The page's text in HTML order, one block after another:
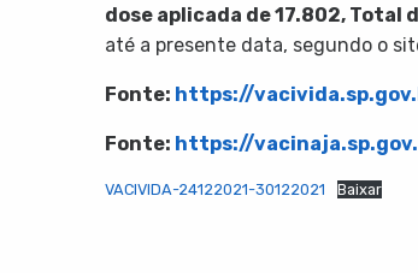
dose aplicada de17.802, Total
até a presente data, segundo o
Fonte: https://
Fonte: https://
VACIVIDA-24122021-30122021 Baixar